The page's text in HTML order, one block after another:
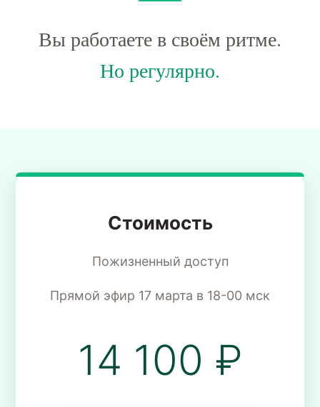
Вы работаете в своём ритме.
Но регулярно.
Стоимость
Пожизненный доступ
Прямой эфир 17 марта в 18-00 мск
14 100 ₽